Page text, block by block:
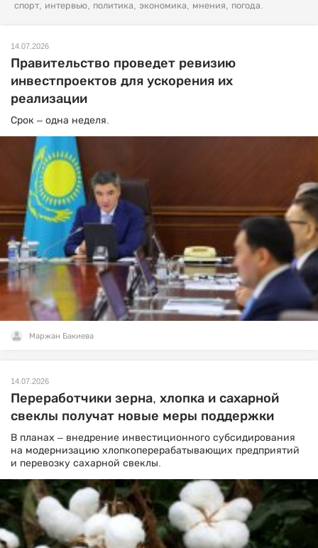
спорт, интервью, политика, экономика, мнения, погода.
14.07.2026
Правительство проведет ревизию
инвестпроектов для ускорения их
реализации
Срок – одна неделя.
Маржан Бакиева
14.07.2026
Переработчики зерна, хлопка и сахарной
свеклы получат новые меры поддержки
В планах – внедрение инвестиционного субсидирования
на модернизацию хлопкоперерабатывающих предприятий
и перевозку сахарной свеклы.